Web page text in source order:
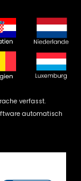
verfasst.
automatisch